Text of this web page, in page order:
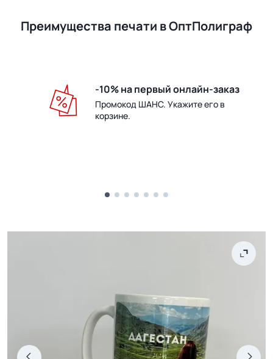
Преимущества печати в ОптПолиграф
-10% на первый онлайн-заказ
Промокод ШАНС. Укажите его в
корзине.